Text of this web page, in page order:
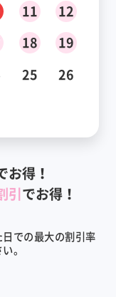
11
12
18
19
25
26
お得！
引でお得！
での最大の割引率
。